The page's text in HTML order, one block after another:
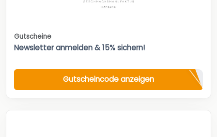
Gutscheine
Newsletter anmelden & 15% sichern!
Gutscheincode anzeigen